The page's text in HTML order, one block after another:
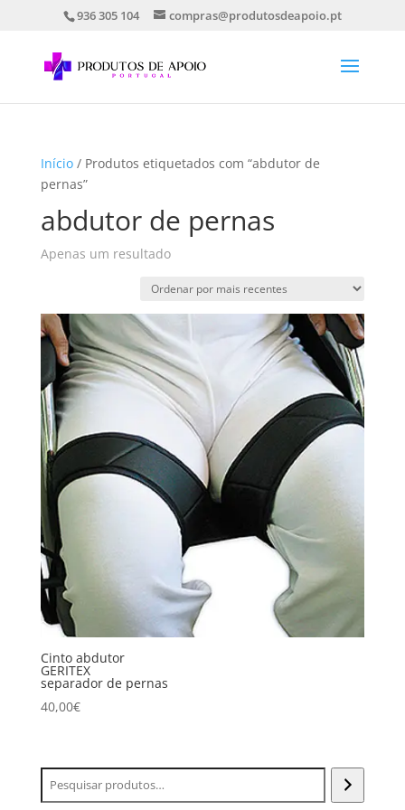
936 305 104 compras@produtosdeapoio.pt
Início/ Produtos etiquetados com “abdutor de
pernas”
abdutor de pernas
Apenas um resultado
Cinto abdutor
GERITEX
separador de pernas
40,00€